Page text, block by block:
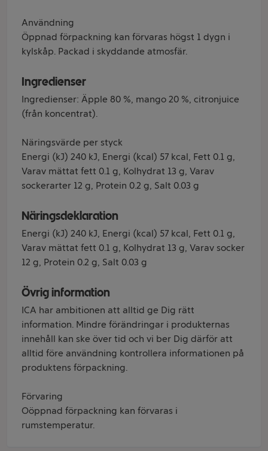
Användning
Öppnad förpackning kan förvaras högst 1 dygn i
kylskåp. Packad i skyddande atmosfär.
Ingredienser
Ingredienser: Äpple 80 %, mango 20 %, citronjuice
(från koncentrat).
Näringsvärde per styck
Energi (kJ) 240 kJ, Energi (kcal) 57 kcal, Fett 0.1 g,
Varav mättat fett 0.1 g, Kolhydrat 13 g, Varav
sockerarter 12 g, Protein 0.2 g, Salt 0.03 g
Näringsdeklaration
Energi (kJ) 240 kJ, Energi (kcal) 57 kcal, Fett 0.1 g,
Varav mättat fett 0.1 g, Kolhydrat 13 g, Varav socker
12 g, Protein 0.2 g, Salt 0.03 g
Övrig information
ICA har ambitionen att alltid ge Dig rätt
information. Mindre förändringar i produkternas
innehåll kan ske över tid och vi ber Dig därför att
alltid före användning kontrollera informationen på
produktens förpackning.
Förvaring
Oöppnad förpackning kan förvaras i
rumstemperatur.